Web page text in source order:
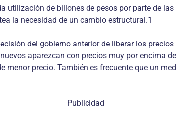
utilización de billones de pesos por parte de
la necesidad de un cambio estructural.1
del gobierno anterior de liberar los
aparezcan con precios muy por encima
precio. También es frecuente que un
Publicidad